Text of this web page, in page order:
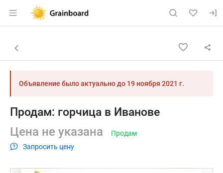
Раздел навигации по сайту
Объявление: Продам: горчица
Навигация и управление объявлением
Назад к списку объявлений
Объявление было актуально до 19 ноября 2021 г.
Продам: горчица в Иванове
Цена не указана
Запросить цену
Продам